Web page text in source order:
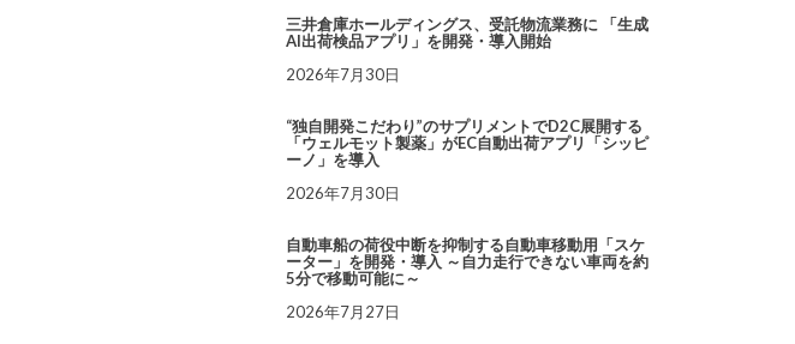
三井倉庫ホールディングス、受託物流業務に 「生成
AI出荷検品アプリ」を開発・導入開始
2026年7月30日
“独自開発こだわり”のサプリメントでD2C展開する
「ウェルモット製薬」がEC自動出荷アプリ「シッピ
ーノ」を導入
2026年7月30日
自動車船の荷役中断を抑制する自動車移動用「スケ
ーター」を開発・導入 ～自力走行できない車両を約
5分で移動可能に～
2026年7月27日